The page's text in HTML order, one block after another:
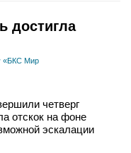
достигла
«БКС Мир
четверг
отскок на фоне
эскалации